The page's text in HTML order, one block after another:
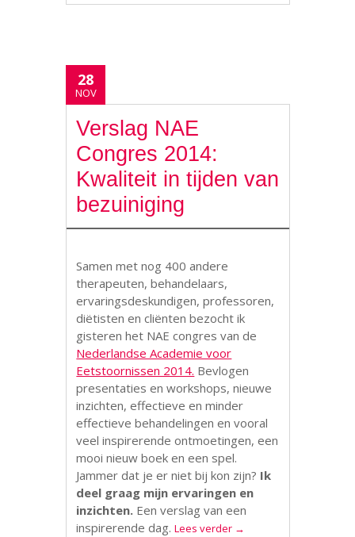
28
NOV
Verslag NAE
Congres 2014:
Kwaliteit in tijden van
bezuiniging
Samen met nog 400 andere
therapeuten, behandelaars,
ervaringsdeskundigen, professoren,
diëtisten en cliënten bezocht ik
gisteren het NAE congres van de
Nederlandse Academie voor
Eetstoornissen 2014. Bevlogen
presentaties en workshops, nieuwe
inzichten, effectieve en minder
effectieve behandelingen en vooral
veel inspirerende ontmoetingen, een
mooi nieuw boek en een spel.
Jammer dat je er niet bij kon zijn? Ik
deel graag mijn ervaringen en
inzichten. Een verslag van een
inspirerende dag.Lees verder →